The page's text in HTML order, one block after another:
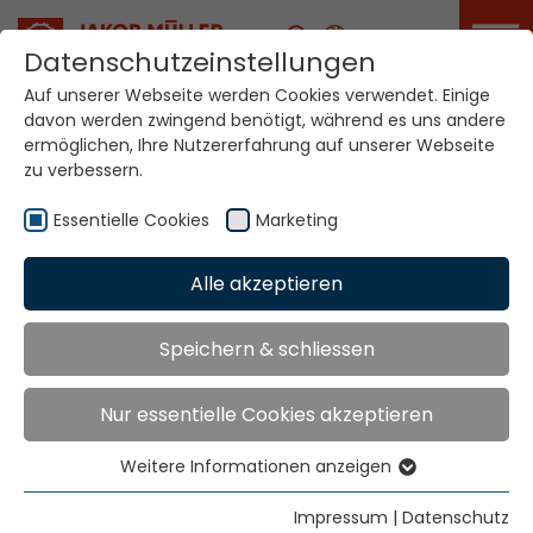
Karriere
Ihre Welt. Unsere
Technologien.
Home Ruanda
Globale Präsenz
Texbevfra Consult Ltd.
9th Floor Bruce House
Standard Street
Nairobi
Datenschutzeinstellungen
Auf unserer Webseite werden Cookies verwendet. Einige
davon werden zwingend benötigt, während es uns andere
ermöglichen, Ihre Nutzererfahrung auf unserer Webseite
zu verbessern.
Essentielle Cookies Marketing
Alle akzeptieren
Speichern & schliessen
Nur essentielle Cookies akzeptieren
Essentielle Cookies
Essentielle Cookies werden für grundlegende
Weitere Informationen anzeigen
Impressum | Datenschutz